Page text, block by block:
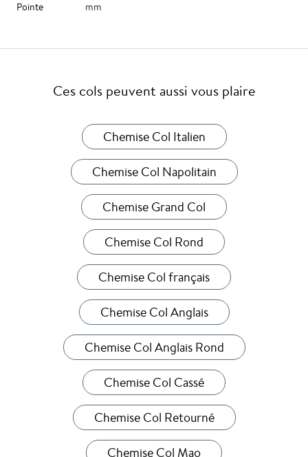
Pointe
mm
Ces cols peuvent aussi vous plaire
Chemise Col Italien
Chemise Col Napolitain
Chemise Grand Col
Chemise Col Rond
Chemise Col français
Chemise Col Anglais
Chemise Col Anglais Rond
Chemise Col Cassé
Chemise Col Retourné
Chemise Col Mao